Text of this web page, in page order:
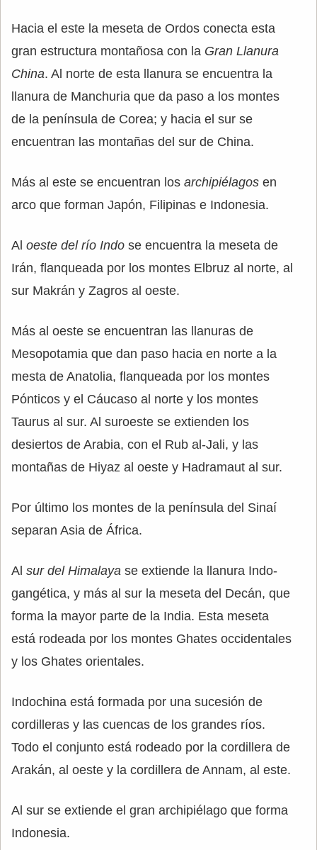
Hacia el este la meseta de Ordos conecta esta
gran estructura montañosa con la Gran Llanura
China. Al norte de esta llanura se encuentra la
llanura de Manchuria que da paso a los montes
de la península de Corea; y hacia el sur se
encuentran las montañas del sur de China.
Más al este se encuentran los archipiélagos en
arco que forman Japón, Filipinas e Indonesia.
Al oeste del río Indo se encuentra la meseta de
Irán, flanqueada por los montes Elbruz al norte, al
sur Makrán y Zagros al oeste.
Más al oeste se encuentran las llanuras de
Mesopotamia que dan paso hacia en norte a la
mesta de Anatolia, flanqueada por los montes
Pónticos y el Cáucaso al norte y los montes
Taurus al sur. Al suroeste se extienden los
desiertos de Arabia, con el Rub al-Jali, y las
montañas de Hiyaz al oeste y Hadramaut al sur.
Por último los montes de la península del Sinaí
separan Asia de África.
Al sur del Himalaya se extiende la llanura Indo-
gangética, y más al sur la meseta del Decán, que
forma la mayor parte de la India. Esta meseta
está rodeada por los montes Ghates occidentales
y los Ghates orientales.
Indochina está formada por una sucesión de
cordilleras y las cuencas de los grandes ríos.
Todo el conjunto está rodeado por la cordillera de
Arakán, al oeste y la cordillera de Annam, al este.
Al sur se extiende el gran archipiélago que forma
Indonesia.